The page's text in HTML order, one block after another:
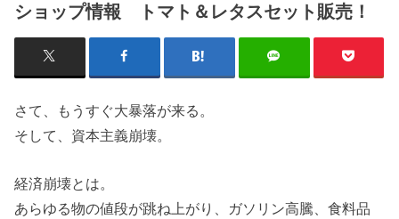
ショップ情報 トマト＆レタスセット販売！
さて、もうすぐ大暴落が来る。
そして、資本主義崩壊。
経済崩壊とは。
あらゆる物の値段が跳ね上がり、ガソリン高騰、食料品